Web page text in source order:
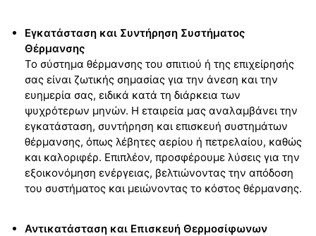
Εγκατάσταση και Συντήρηση Συστήματος
Θέρμανσης
Το σύστημα θέρμανσης του σπιτιού ή της επιχείρησής
σας είναι ζωτικής σημασίας για την άνεση και την
ευημερία σας, ειδικά κατά τη διάρκεια των
ψυχρότερων μηνών. Η εταιρεία μας αναλαμβάνει την
εγκατάσταση, συντήρηση και επισκευή συστημάτων
θέρμανσης, όπως λέβητες αερίου ή πετρελαίου, καθώς
και καλοριφέρ. Επιπλέον, προσφέρουμε λύσεις για την
εξοικονόμηση ενέργειας, βελτιώνοντας την απόδοση
του συστήματος και μειώνοντας το κόστος θέρμανσης.
Αντικατάσταση και Επισκευή Θερμοσίφωνων